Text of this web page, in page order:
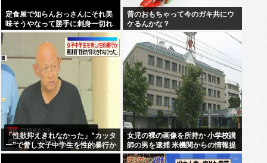
定食屋で知らんおっさんにそれ美
味そうやなって勝手に刺身一切れ
食われたから警察呼んだ
昔のおもちゃって今のガキ共にウ
ケるんかな？
「性欲抑えきれなかった」”カッタ
ー”で脅し女子中学生を性的暴行か
自称アルバイトの56歳男を逮捕
女児の裸の画像を所持か 小学校講
師の男を逮捕 米機関からの情報提
供で発覚 三重・津市